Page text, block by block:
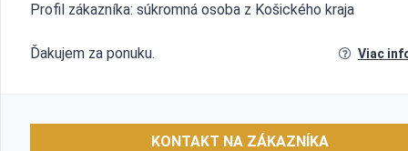
Profil zákazníka: súkromná osoba z Košického kraja
Ďakujem za ponuku. Viac
KONTAKT NA ZÁKAZNÍKA